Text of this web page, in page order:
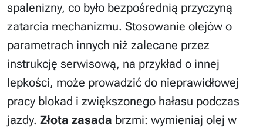
spalenizny, co było bezpośrednią przyczyną
zatarcia mechanizmu. Stosowanie olejów o
parametrach innych niż zalecane przez
instrukcję serwisową, na przykład o innej
lepkości, może prowadzić do nieprawidłowej
pracy blokad i zwiększonego hałasu podczas
jazdy. Złota zasada brzmi: wymieniaj olej w